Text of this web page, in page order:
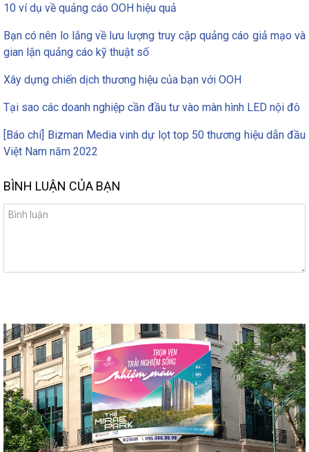
10 ví dụ về quảng cáo OOH hiệu quả
Bạn có nên lo lắng về lưu lượng truy cập quảng cáo giả mạo và
gian lận quảng cáo kỹ thuật số
Xây dựng chiến dịch thương hiệu của bạn với OOH
Tại sao các doanh nghiệp cần đầu tư vào màn hình LED nội đô
[Báo chí] Bizman Media vinh dự lọt top 50 thương hiệu dẫn đầu
Việt Nam năm 2022
BÌNH LUẬN CỦA BẠN